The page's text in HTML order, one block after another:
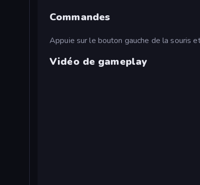
Commandes
Appuie sur le bouton gauche de la souris
Vidéo de gameplay